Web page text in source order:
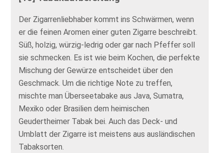
Der Zigarrenliebhaber kommt ins Schwärmen, wenn
er die feinen Aromen einer guten Zigarre beschreibt.
Süß, holzig, würzig-ledrig oder gar nach Pfeffer soll
sie schmecken. Es ist wie beim Kochen, die perfekte
Mischung der Gewürze entscheidet über den
Geschmack. Um die richtige Note zu treffen,
mischte man Überseetabake aus Java, Sumatra,
Mexiko oder Brasilien dem heimischen
Geudertheimer Tabak bei. Auch das Deck- und
Umblatt der Zigarre ist meistens aus ausländischen
Tabaksorten.